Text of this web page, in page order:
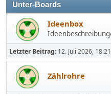
Unter-Boards
Ideenbox
Letzter Beitrag: 12. Juli 2026, 18:21
Zählrohre